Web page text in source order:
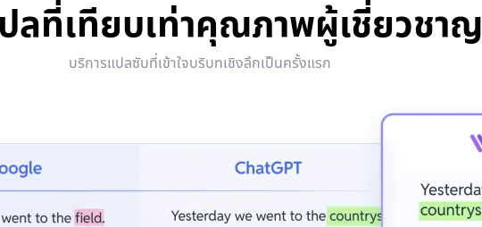
ลที่เทียบเท่าคุณภาพผู้เชี่ยวชาญ
บริการแปลซับที่เข้าใจบริบทเชิงลึกเป็นครั้งแรก